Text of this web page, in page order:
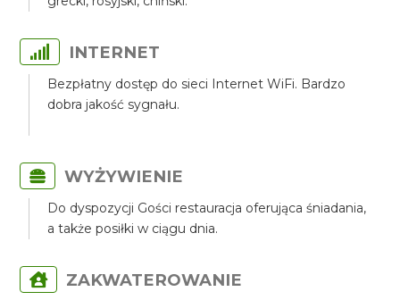
INTERNET
Bezpłatny dostęp do sieci Internet WiFi. Bardzo
dobra jakość sygnału.
WYŻYWIENIE
Do dyspozycji Gości restauracja oferująca śniadania,
a także posiłki w ciągu dnia.
ZAKWATEROWANIE